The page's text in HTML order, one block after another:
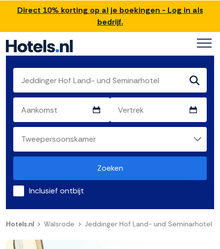
Direct 10% korting op al je boekingen - Log in als
bedrijf.
Zoeken
Inclusief ontbijt
Hotels.nl Walsrode Jeddinger Hof Land- und Seminarhotel